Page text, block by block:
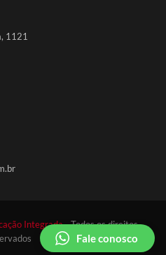
Comunicação
Fale conosco
1121
Integrada- Todos os direitos